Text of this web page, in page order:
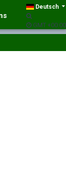
Deutsch
GMT +00:00